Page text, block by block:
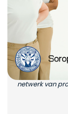
netwerk van